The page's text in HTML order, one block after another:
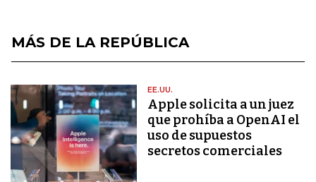
MÁS DE LA REPÚBLICA
EE.UU.
Apple solicita a un juez
que prohíba a OpenAI el
uso de supuestos
secretos comerciales